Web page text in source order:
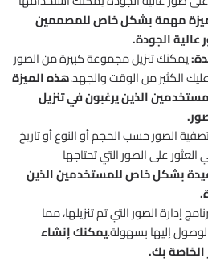
مهمة بشكل خاص للمصممين
عالية الجودة.
يمكنك تنزيل مجموعة كبيرة من الصور
الكثير من الوقت والجهد.هذه الميزة
الذين يرغبون في تنزيل
الصور حسب الحجم أو النوع أو تاريخ
على الصور التي تحتاجها
بشكل خاص للمستخدمين الذين
إدارة الصور التي تم تنزيلها، مما
إليها بسهولة.يمكنك إنشاء
بك.